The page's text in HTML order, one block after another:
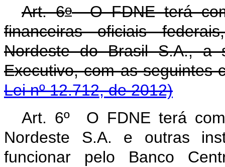
Art. 6oO FDNE terá
financeiras oficiais
Nordeste do Brasil S.A., a
Executivo, com as
Lei nº 12.712, de 2012)
Art. 6º O FDNE terá
Nordeste S.A. e outras
funcionar pelo Banco